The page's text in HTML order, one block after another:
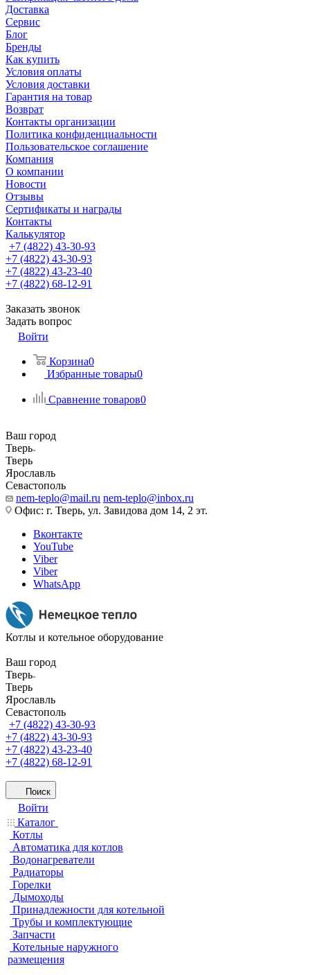
Доставка
Сервис
Блог
Бренды
Как купить
Условия оплаты
Условия доставки
Гарантия на товар
Возврат
Контакты организации
Политика конфиденциальности
Пользовательское соглашение
Компания
О компании
Новости
Отзывы
Сертификаты и награды
Контакты
Калькулятор
+7 (4822) 43-30-93
+7 (4822) 43-30-93
+7 (4822) 43-23-40
+7 (4822) 68-12-91
Заказать звонок
Задать вопрос
Войти
Корзина0
Избранные товары0
Сравнение товаров0
Ваш город
Тверь
Тверь
Ярославль
Севастополь
nem-teplo@mail.ru nem-teplo@inbox.ru
Офис: г. Тверь, ул. Завидова дом 14, 2 эт.
Вконтакте
YouTube
Viber
Viber
WhatsApp
Котлы и котельное оборудование
Ваш город
Тверь
Тверь
Ярославль
Севастополь
+7 (4822) 43-30-93
+7 (4822) 43-30-93
+7 (4822) 43-23-40
+7 (4822) 68-12-91
Поиск
Войти
Каталог
Котлы
Автоматика для котлов
Водонагреватели
Радиаторы
Горелки
Дымоходы
Принадлежности для котельной
Трубы и комплектующие
Запчасти
Котельные наружного
размещения